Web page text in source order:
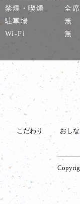
禁煙・喫煙
全
駐車場
無
Wi-Fi
無
こだわり おし